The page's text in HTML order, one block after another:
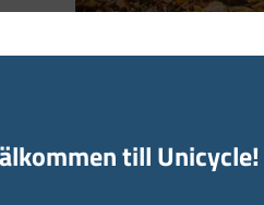
till Unicycle!